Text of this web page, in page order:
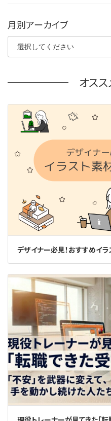
月別アーカイブ
オス
デザイナー必見！おすすめイ